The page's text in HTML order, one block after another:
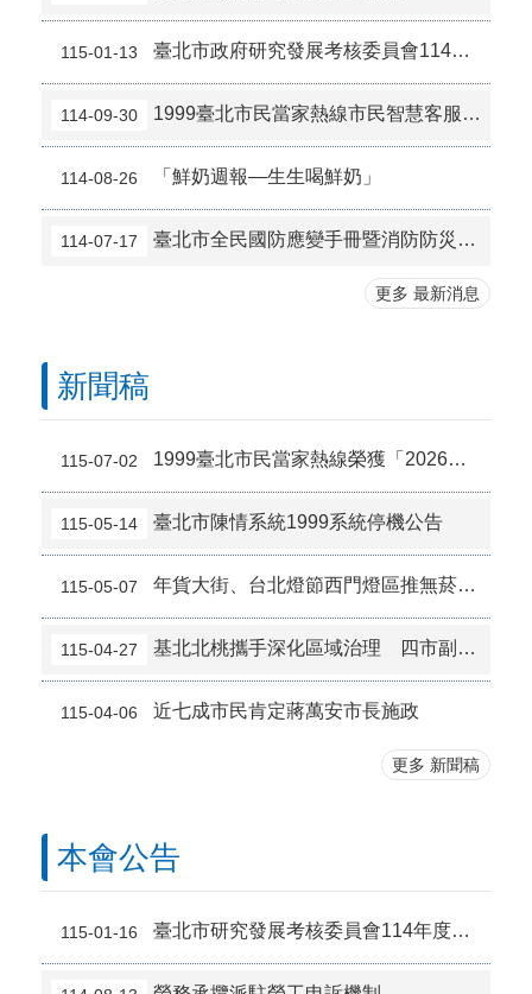
115-01-13 臺北市政府研究發展考核委員會114年節電計畫成果
114-09-30 1999臺北市民當家熱線市民智慧客服系統個人資料蒐集、處理及利用告知聲明事項
114-08-26 「鮮奶週報—生生喝鮮奶」
114-07-17 臺北市全民國防應變手冊暨消防防災e點通
更多 最新消息
新聞稿
115-07-02 1999臺北市民當家熱線榮獲「2026臺灣服務業大評鑑」金獎
115-05-14 臺北市陳情系統1999系統停機公告
115-05-07 年貨大街、台北燈節西門燈區推無菸示範 逾九成市民滿意
115-04-27 基北北桃攜手深化區域治理 四市副市長會議聚焦韌性發展與跨域合作
115-04-06 近七成市民肯定蔣萬安市長施政
更多 新聞稿
本會公告
115-01-16 臺北市研究發展考核委員會114年度安全及衛生防護委員會議紀錄